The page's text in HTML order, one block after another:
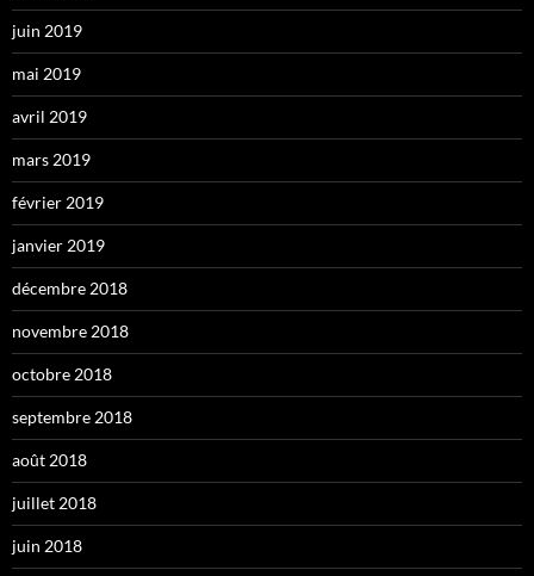
juin 2019
mai 2019
avril 2019
mars 2019
février 2019
janvier 2019
décembre 2018
novembre 2018
octobre 2018
septembre 2018
août 2018
juillet 2018
juin 2018